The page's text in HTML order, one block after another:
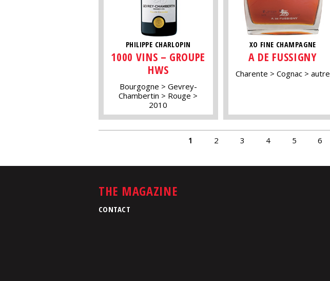
PHILIPPE CHARLOPIN
1000 VINS – GROUPE
HWS
Bourgogne
Gevrey-
Chambertin
Rouge
2010
XO FINE CHAMPAGNE
A DE FUSSIGNY
Charente Cognac autre
1 2 3 4 5 6
THE MAGAZINE
CONTACT